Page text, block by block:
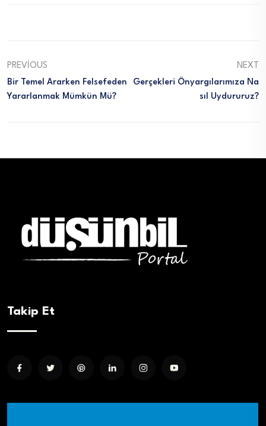
PREVIOUS
Bir Temel Ararken Felsefeden
Yararlanmak Mümkün Mü?
NEXT
Gerçekleri Önyargılarımıza Na
Sıl Uydururuz?
Takip Et